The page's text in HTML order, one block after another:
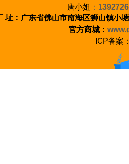
唐小姐 ：
址：广东省佛山市南海区狮山镇
官方商城：
ICP备案